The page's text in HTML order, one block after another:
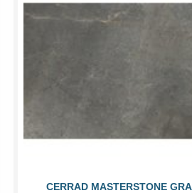
CERRAD MASTERSTONE